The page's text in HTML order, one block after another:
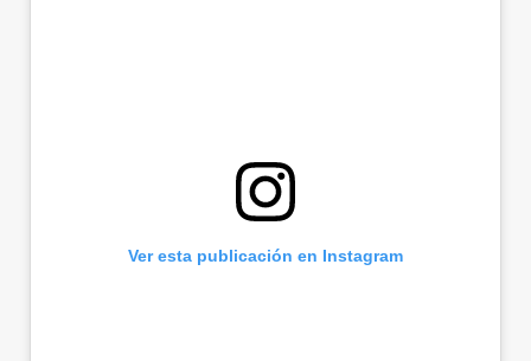
Ver esta publicación en Instagram